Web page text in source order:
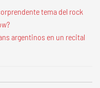
tema del rock
argentinos en un recital